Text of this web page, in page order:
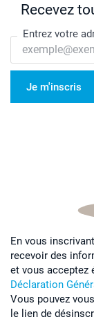
Recevez
Entrez votre
Je m'inscris
En vous
recevoir des
et vous acceptez
Déclaration
Vous pouvez
le lien de